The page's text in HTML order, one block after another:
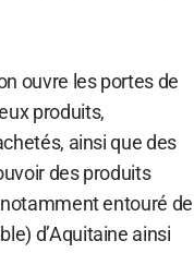
ouvre les portes de
produits,
ainsi que des
des produits
entouré de
d’Aquitaine ainsi